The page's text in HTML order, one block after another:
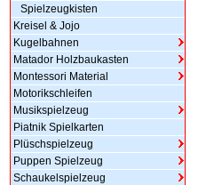
Spielzeugkisten
Kreisel & Jojo
Kugelbahnen
Matador Holzbaukasten
Montessori Material
Motorikschleifen
Musikspielzeug
Piatnik Spielkarten
Plüschspielzeug
Puppen Spielzeug
Schaukelspielzeug